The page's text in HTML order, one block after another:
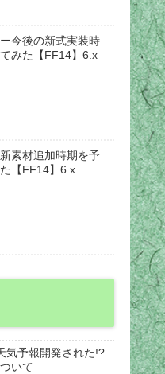
今後の新式実装時
みた【FF14】6.x
素材追加時期を予
【FF14】6.x
気予報開発された!?
いて